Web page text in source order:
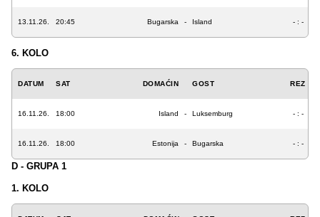
13.11.26. 20:45 Bugarska - Island - : -
6. KOLO
DATUM SAT DOMAĆIN GOST REZ
16.11.26. 18:00 Island - Luksemburg - : -
16.11.26. 18:00 Estonija - Bugarska - : -
D - GRUPA 1
1. KOLO